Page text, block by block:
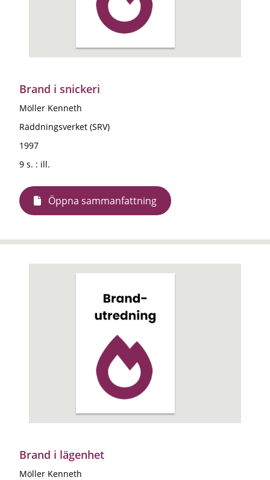
Brand i snickeri
Möller Kenneth
Räddningsverket (SRV)
1997
9 s. : ill.
Öppna sammanfattning
Brand i lägenhet
Möller Kenneth